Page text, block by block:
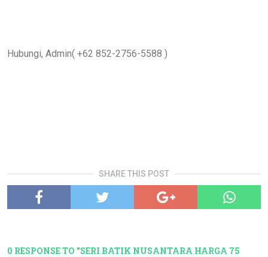
Hubungi, Admin( +62 852-2756-5588 )
SHARE THIS POST
0 RESPONSE TO "SERI BATIK NUSANTARA HARGA 75